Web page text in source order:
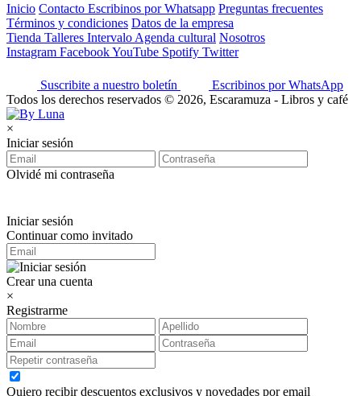
Inicio Contacto Escribinos por Whatsapp Preguntas frecuentes
Términos y condiciones Datos de la empresa
Tienda Talleres Intervalo Agenda cultural Nosotros
Instagram FacebookYouTube Spotify Twitter
Suscribite a nuestro boletín
Escribinos por WhatsApp
Todos los derechos reservados © 2026, Escaramuza - Libros y café
×
Iniciar sesión
Olvidé mi contraseña
Iniciar sesión
Continuar como invitado
Crear una cuenta
×
Registrarme
Quiero recibir descuentos exclusivos y novedades por email